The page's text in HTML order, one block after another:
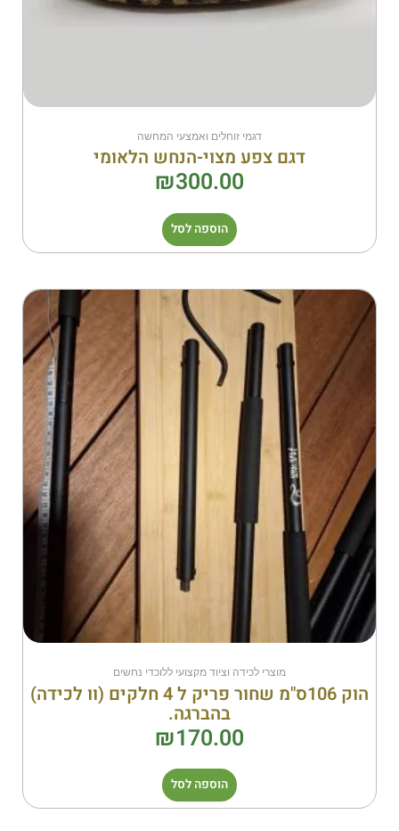
דגמי זוחלים ואמצעי המחשה
דגם צפע מצוי-הנחש הלאומי
₪300.00
הוספה לסל
מוצרי לכידה וציוד מקצועי ללוכדי נחשים
הוק 106ס"מ שחור פריק ל 4 חלקים (וו לכידה)
בהברגה.
₪170.00
הוספה לסל